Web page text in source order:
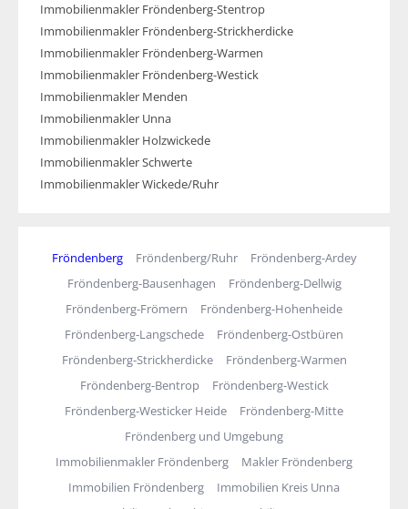
Immobilienmakler Fröndenberg-Stentrop
Immobilienmakler Fröndenberg-Strickherdicke
Immobilienmakler Fröndenberg-Warmen
Immobilienmakler Fröndenberg-Westick
Immobilienmakler Menden
Immobilienmakler Unna
Immobilienmakler Holzwickede
Immobilienmakler Schwerte
Immobilienmakler Wickede/Ruhr
Fröndenberg Fröndenberg/Ruhr
Fröndenberg-Ardey
Fröndenberg-Bausenhagen
Fröndenberg-Dellwig
Fröndenberg-Frömern
Fröndenberg-Hohenheide
Fröndenberg-Langschede
Fröndenberg-Ostbüren
Fröndenberg-Strickherdicke
Fröndenberg-Warmen
Fröndenberg-Bentrop
Fröndenberg-Westick
Fröndenberg-Westicker Heide
Fröndenberg-Mitte
Fröndenberg und Umgebung
Immobilienmakler Fröndenberg
Makler Fröndenberg
Immobilien Fröndenberg
Immobilien Kreis Unna